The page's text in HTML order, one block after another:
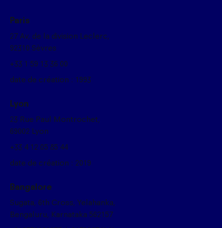
Paris
27 Av, de la division Leclerc,
92310 Sèvres
+33 1 59 13 36 00
date de création : 1993
Lyon
23 Rue Paul Montrochet,
69002 Lyon
+33 4 12 05 85 44
date de création : 2019
Bangalore
Sugata, 6th Cross, Yelahanka,
Bengaluru, Karnataka 562157